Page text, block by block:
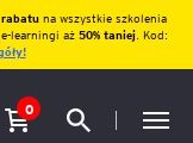
na wszystkie szkolenia
learningi aż 50% taniej. Kod:
0